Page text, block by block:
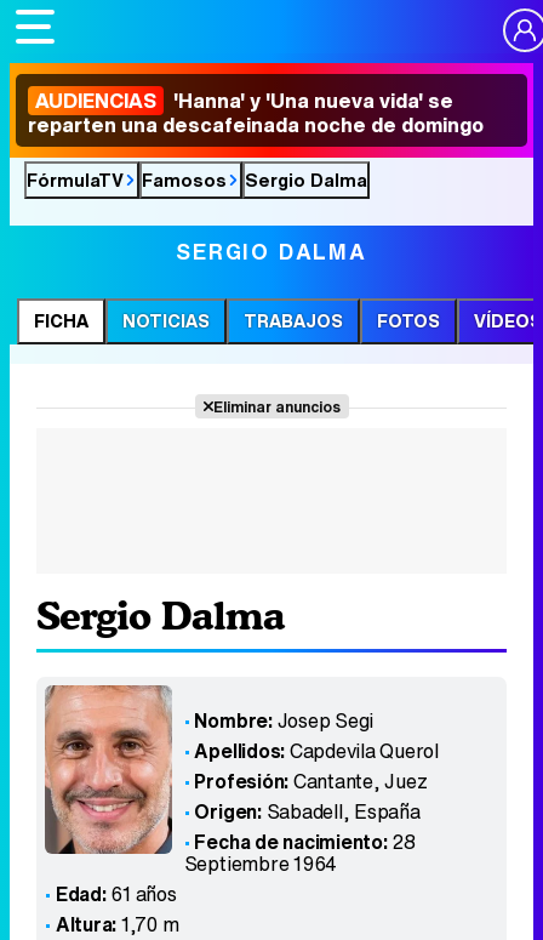
AUDIENCIAS 'Hanna' y 'Una nueva vida' se
reparten una descafeinada noche de domingo
FórmulaTV Famosos Sergio Dalma
SERGIO DALMA
FICHA NOTICIAS TRABAJOS FOTOS VÍDEOS
Eliminar anuncios
Sergio Dalma
Nombre:Josep Segi
Apellidos:Capdevila Querol
Profesión:Cantante, Juez
Origen: Sabadell, España
Fecha de nacimiento:28
Septiembre 1964
Edad:61 años
Altura:1,70 m